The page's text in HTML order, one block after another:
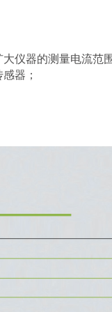
仪器的测量电流范
器；